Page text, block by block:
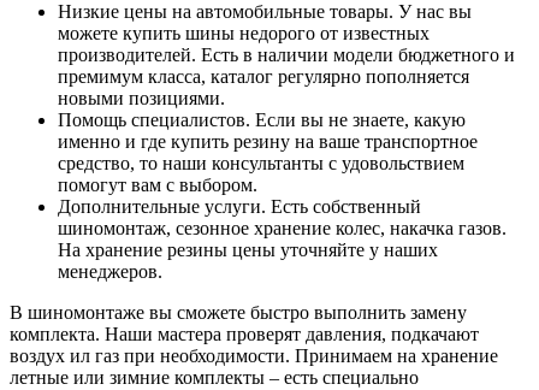
Низкие цены на автомобильные товары. У нас вы
можете купить шины недорого от известных
производителей. Есть в наличии модели бюджетного и
премимум класса, каталог регулярно пополняется
новыми позициями.
Помощь специалистов. Если вы не знаете, какую
именно и где купить резину на ваше транспортное
средство, то наши консультанты с удовольствием
помогут вам с выбором.
Дополнительные услуги. Есть собственный
шиномонтаж, сезонное хранение колес, накачка газов.
На хранение резины цены уточняйте у наших
менеджеров.
В шиномонтаже вы сможете быстро выполнить замену
комплекта. Наши мастера проверят давления, подкачают
воздух ил газ при необходимости. Принимаем на хранение
летные или зимние комплекты – есть специально